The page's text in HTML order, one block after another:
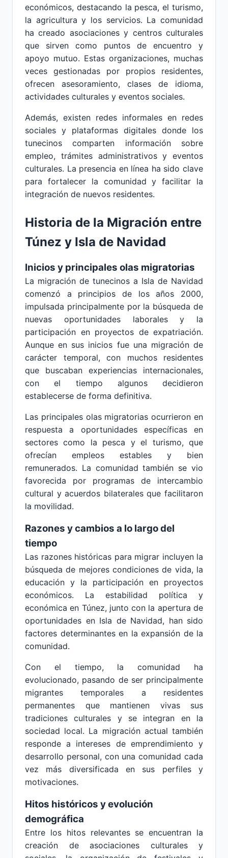
económicos, destacando la pesca, el turismo,
la agricultura y los servicios. La comunidad
ha creado asociaciones y centros culturales
que sirven como puntos de encuentro y
apoyo mutuo. Estas organizaciones, muchas
veces gestionadas por propios residentes,
ofrecen asesoramiento, clases de idioma,
actividades culturales y eventos sociales.
Además, existen redes informales en redes
sociales y plataformas digitales donde los
tunecinos comparten información sobre
empleo, trámites administrativos y eventos
culturales. La presencia en línea ha sido clave
para fortalecer la comunidad y facilitar la
integración de nuevos residentes.
Historia de la Migración entre
Túnez y Isla de Navidad
Inicios y principales olas migratorias
La migración de tunecinos a Isla de Navidad
comenzó a principios de los años 2000,
impulsada principalmente por la búsqueda de
nuevas oportunidades laborales y la
participación en proyectos de expatriación.
Aunque en sus inicios fue una migración de
carácter temporal, con muchos residentes
que buscaban experiencias internacionales,
con el tiempo algunos decidieron
establecerse de forma definitiva.
Las principales olas migratorias ocurrieron en
respuesta a oportunidades específicas en
sectores como la pesca y el turismo, que
ofrecían empleos estables y bien
remunerados. La comunidad también se vio
favorecida por programas de intercambio
cultural y acuerdos bilaterales que facilitaron
la movilidad.
Razones y cambios a lo largo del
tiempo
Las razones históricas para migrar incluyen la
búsqueda de mejores condiciones de vida, la
educación y la participación en proyectos
económicos. La estabilidad política y
económica en Túnez, junto con la apertura de
oportunidades en Isla de Navidad, han sido
factores determinantes en la expansión de la
comunidad.
Con el tiempo, la comunidad ha
evolucionado, pasando de ser principalmente
migrantes temporales a residentes
permanentes que mantienen vivas sus
tradiciones culturales y se integran en la
sociedad local. La migración actual también
responde a intereses de emprendimiento y
desarrollo personal, con una comunidad cada
vez más diversificada en sus perfiles y
motivaciones.
Hitos históricos y evolución
demográfica
Entre los hitos relevantes se encuentran la
creación de asociaciones culturales y